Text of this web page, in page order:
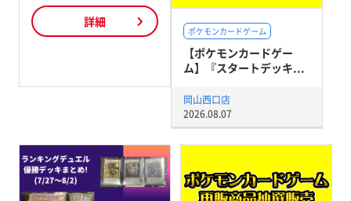
詳細
ポケモンカードゲーム
【ポケモンカードゲー
ム】『スタートデッキ...
岡山西口店
2026.08.07